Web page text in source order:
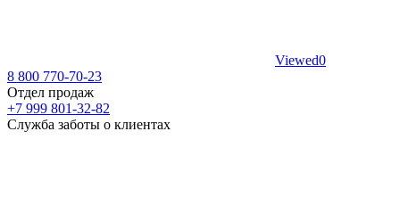
Viewed0
8 800 770-70-23
Отдел продаж
+7 999 801-32-82
Служба заботы о клиентах